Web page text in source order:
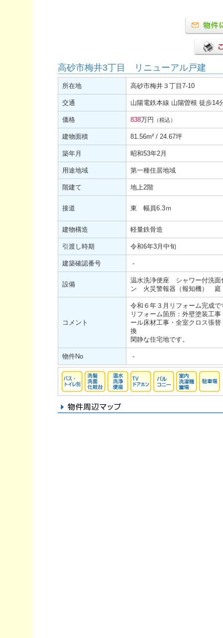
高砂市梅井3丁目 リニューアル戸建
所在地 高砂市梅井３丁目7-10
交通 山陽電鉄本線 山陽曽根 徒歩14
価格 838万円 （税込）
建物面積 81.56m² / 24.67坪
築年月 昭和53年2月
用途地域 第一種住居地域
階建て 地上2階
接道 東 幅員6.3ｍ
建物構造 軽量鉄骨造
引渡し時期 令和6年3月中旬
建築確認番号 -
設備
温水洗浄便座 シャワー付洗
ン 火災警報器（報知機） 庭
コメント
令和６年３月リフォーム完成で
リフォーム箇所：外壁塗装工
ール床材工事・全室クロス張
換
閑静な住宅地です。
物件No -